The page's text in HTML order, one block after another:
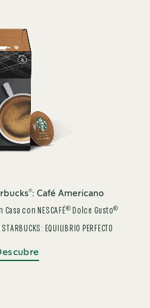
®: Café Americano
Casa con NESCAFÉ® Dolce Gusto®
EQUILIBRIO PERFECTO